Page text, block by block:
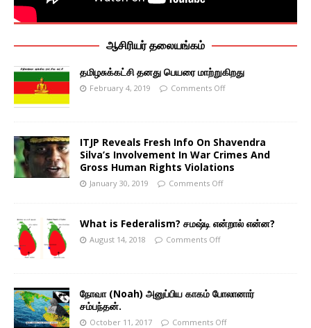
ஆசிரியர் தலையங்கம்
தமிழசுக்கட்சி தனது பெயரை மாற்றுகிறது
February 4, 2019 Comments Off
ITJP Reveals Fresh Info On Shavendra
Silva’s Involvement In War Crimes And
Gross Human Rights Violations
January 30, 2019 Comments Off
What is Federalism? சமஷ்டி என்றால் என்ன?
August 14, 2018 Comments Off
நோவா (Noah) அனுப்பிய காகம் போலானார்
சம்பந்தன்.
October 11, 2017 Comments Off